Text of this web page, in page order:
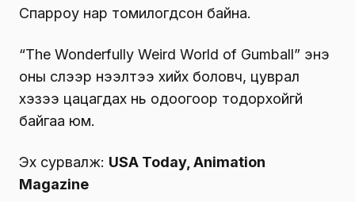
Спарроу нар томилогдсон байна.
“The Wonderfully Weird World of Gumball” энэ
оны сүүлээр нээлтээ хийх боловч, цуврал
хэзээ цацагдах нь одоогоор тодорхойгүй
байгаа юм.
Эх сурвалж: USA Today, Animation
Magazine